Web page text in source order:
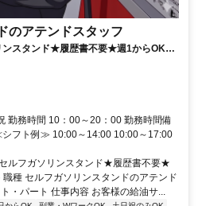
のアテンドスタッフ
ンスタンド★履歴書不要★週1からOK＆
勤務時間 10：00～20：00 勤務時間備
フト例≫ 10:00～14:00 10:00～17:00
ルフガソリンスタンド★履歴書不要★
種 セルフガソリンスタンドのアテンド
・パート 仕事内容 お客様の給油サ...